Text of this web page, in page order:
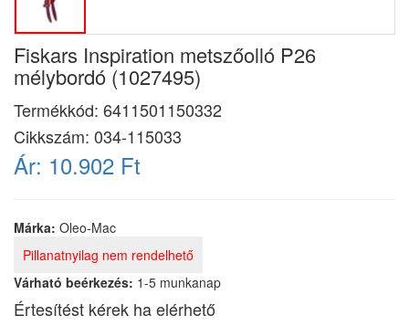
Fiskars Inspiration metszőolló P26
mélybordó (1027495)
Termékkód: 6411501150332
Cikkszám: 034-115033
Ár: 10.902 Ft
Márka: Oleo-Mac
Pillanatnyilag nem rendelhető
Várható beérkezés: 1-5 munkanap
Értesítést kérek ha elérhető